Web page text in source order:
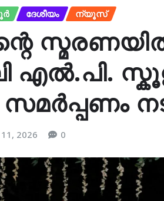
ദേശീയം ന്യൂസ്
എൽ.പി.
11, 2026 0